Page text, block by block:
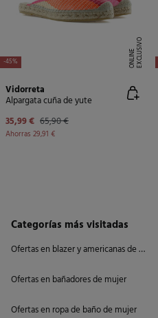
-45% E
X
C
L
U
SI
V
O
O
N
LI
N
E
Vidorreta
Alpargata cuña de yute
35,99 € 65,90 €
Ahorras 29,91 €
Categorías más visitadas
Ofertas en blazer y americanas de mujer
Ofertas en bañadores de mujer
Ofertas en ropa de baño de mujer